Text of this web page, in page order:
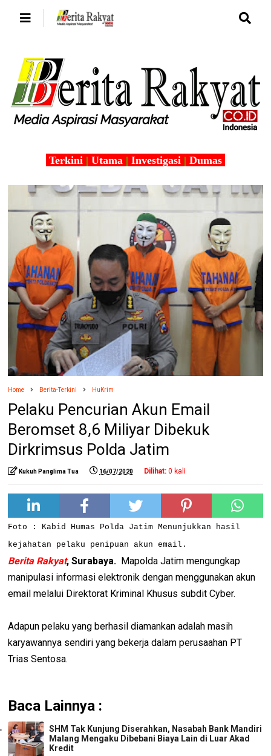
Terkini | Utama | Investigasi | Dumas
Home Berita-Terkini HuKrim
Pelaku Pencurian Akun Email
Beromset 8,6 Miliyar Dibekuk
Dirkrimsus Polda Jatim
Kukuh Panglima Tua 16/07/2020 Dilihat: 0 kali
Foto : Kabid Humas Polda Jatim Menunjukkan hasil
kejahatan pelaku penipuan akun email.
Berita Rakyat, Surabaya. Mapolda Jatim mengungkap
manipulasi informasi elektronik dengan menggunakan akun
email melalui Direktorat Kriminal Khusus subdit Cyber.
Adapun pelaku yang berhasil diamankan adalah masih
karyawannya sendiri yang bekerja dalam perusaahan PT
Trias Sentosa.
Baca Lainnya :
SHM Tak Kunjung Diserahkan, Nasabah Bank Mandiri
Malang Mengaku Dibebani Biaya Lain di Luar Akad
Kredit